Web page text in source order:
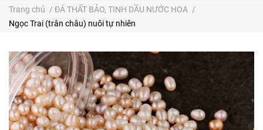
Trang chủ / ĐÁ THẤT BẢO, TINH DẦU NƯỚC HOA /
Ngọc Trai (trân châu) nuôi tự nhiên